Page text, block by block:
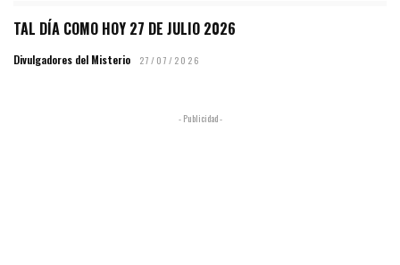
TAL DÍA COMO HOY 27 DE JULIO 2026
Divulgadores del Misterio 27/07/2026
- Publicidad -